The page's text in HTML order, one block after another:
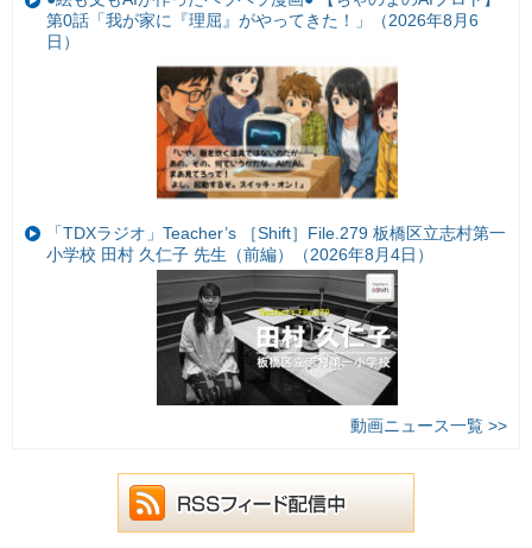
第0話「我が家に『理屈』がやってきた！」（2026年8月6
日）
「TDXラジオ」Teacher’s ［Shift］File.279 板橋区立志村第一
小学校 田村 久仁子 先生（前編）（2026年8月4日）
動画ニュース一覧 >>